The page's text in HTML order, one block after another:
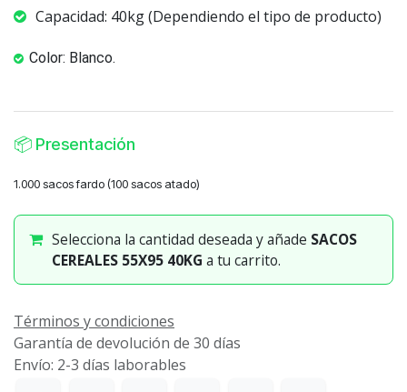
Capacidad: 40kg (Dependiendo el tipo de producto)
Color: Blanco.
📦 Presentación
1.000 sacos fardo (100 sacos atado)
Selecciona la cantidad deseada y añade SACOS
CEREALES 55X95 40KG a tu carrito.
Términos y condiciones
Garantía de devolución de 30 días
Envío: 2-3 días laborables